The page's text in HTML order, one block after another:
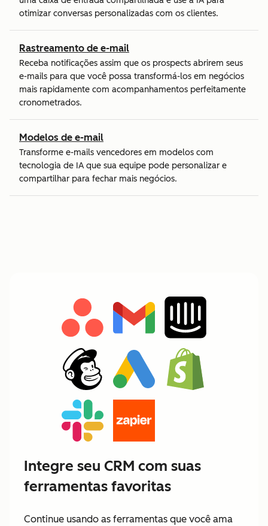
otimizar conversas personalizadas com os clientes.
Rastreamento de e-mail
Receba notificações assim que os prospects abrirem seus
e-mails para que você possa transformá-los em negócios
mais rapidamente com acompanhamentos perfeitamente
cronometrados.
Modelos de e-mail
Transforme e-mails vencedores em modelos com
tecnologia de IA que sua equipe pode personalizar e
compartilhar para fechar mais negócios.
Integre seu CRM com suas
ferramentas favoritas
Continue usando as ferramentas que você ama